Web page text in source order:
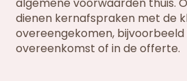
dienen kernafspraken met de
overeengekomen, bijvoorbeeld
overeenkomst of in de offerte.